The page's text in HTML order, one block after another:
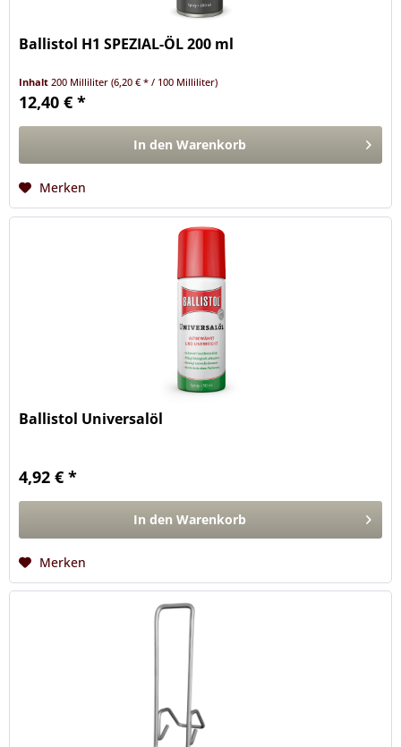
Ballistol H1 SPEZIAL-ÖL 200 ml
Inhalt 200 Milliliter(6,20 € * / 100 Milliliter)
12,40 € *
In den Warenkorb
Merken
Ballistol Universalöl
4,92 € *
In den Warenkorb
Merken